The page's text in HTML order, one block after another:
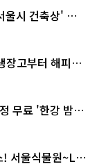
울시 건축상' 수
장고부터 해피소
무료 '한강 밤
! 서울식물원~LG